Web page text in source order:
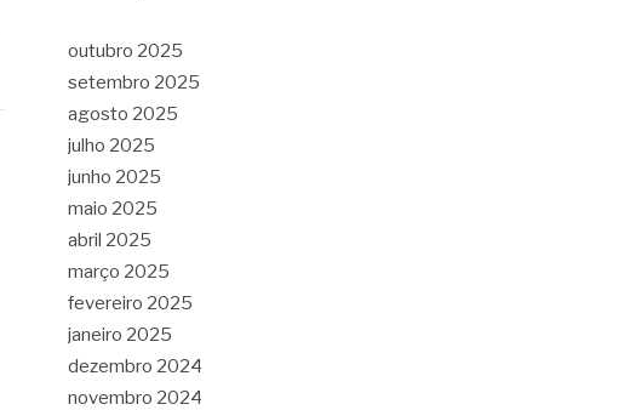
outubro 2025
setembro 2025
agosto 2025
julho 2025
junho 2025
maio 2025
abril 2025
março 2025
fevereiro 2025
janeiro 2025
dezembro 2024
novembro 2024